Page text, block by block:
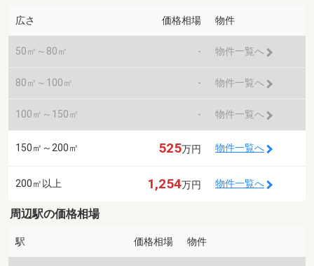
広さ 価格相場 物件
50㎡～80㎡ - 物件一覧へ
80㎡～100㎡ - 物件一覧へ
100㎡～150㎡ - 物件一覧へ
150㎡～200㎡ 525万円 物件一覧へ
200㎡以上 1,254万円 物件一覧へ
周辺駅の価格相場
駅 価格相場 物件